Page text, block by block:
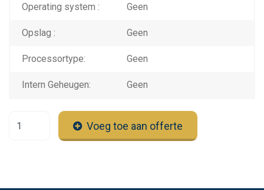
Operating system : Geen
Opslag : Geen
Processortype: Geen
Intern Geheugen: Geen
Voeg toe aan offerte